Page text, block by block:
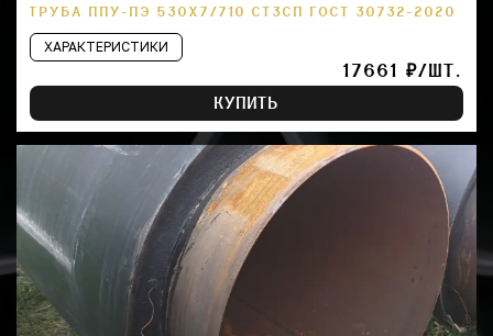
ТРУБА ППУ-ПЭ 530Х7/710 СТ3СП ГОСТ 30732-2020
ХАРАКТЕРИСТИКИ
17661 ₽/ШТ.
КУПИТЬ